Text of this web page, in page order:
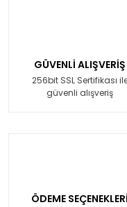
GÜVENLİ ALIŞVERİŞ
256bit SSL Sertifikası
güvenli alışveriş
ÖDEME SEÇENEKLERİ